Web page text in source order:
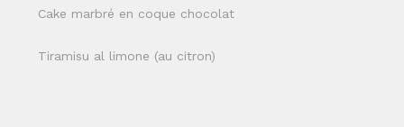
Cake marbré en coque chocolat
Tiramisu al limone (au citron)